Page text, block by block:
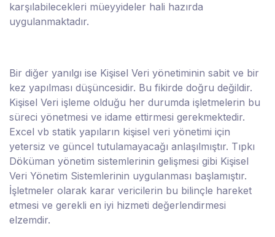
karşılabilecekleri müeyyideler hali hazırda
uygulanmaktadır.
Bir diğer yanılgı ise Kişisel Veri yönetiminin sabit ve bir
kez yapılması düşüncesidir. Bu fikirde doğru değildir.
Kişisel Veri işleme olduğu her durumda işletmelerin bu
süreci yönetmesi ve idame ettirmesi gerekmektedir.
Excel vb statik yapıların kişisel veri yönetimi için
yetersiz ve güncel tutulamayacağı anlaşılmıştır. Tıpkı
Döküman yönetim sistemlerinin gelişmesi gibi Kişisel
Veri Yönetim Sistemlerinin uygulanması başlamıştır.
İşletmeler olarak karar vericilerin bu bilinçle hareket
etmesi ve gerekli en iyi hizmeti değerlendirmesi
elzemdir.